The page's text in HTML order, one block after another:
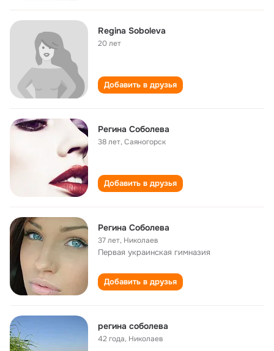
Regina Soboleva
20 лет
Добавить в друзья
Регина Соболева
38 лет,Саяногорск
Добавить в друзья
Регина Соболева
37 лет, Николаев
Первая украинская гимназия
Добавить в друзья
регина соболева
42 года, Николаев